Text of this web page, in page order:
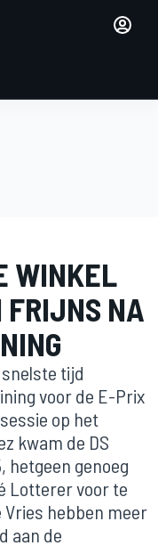
WINKEL
FRIJNS NA
tijd
voor de E-Prix
op het
kwam de DS
hetgeen genoeg
Lotterer voor te
Vries hebben meer
aan de